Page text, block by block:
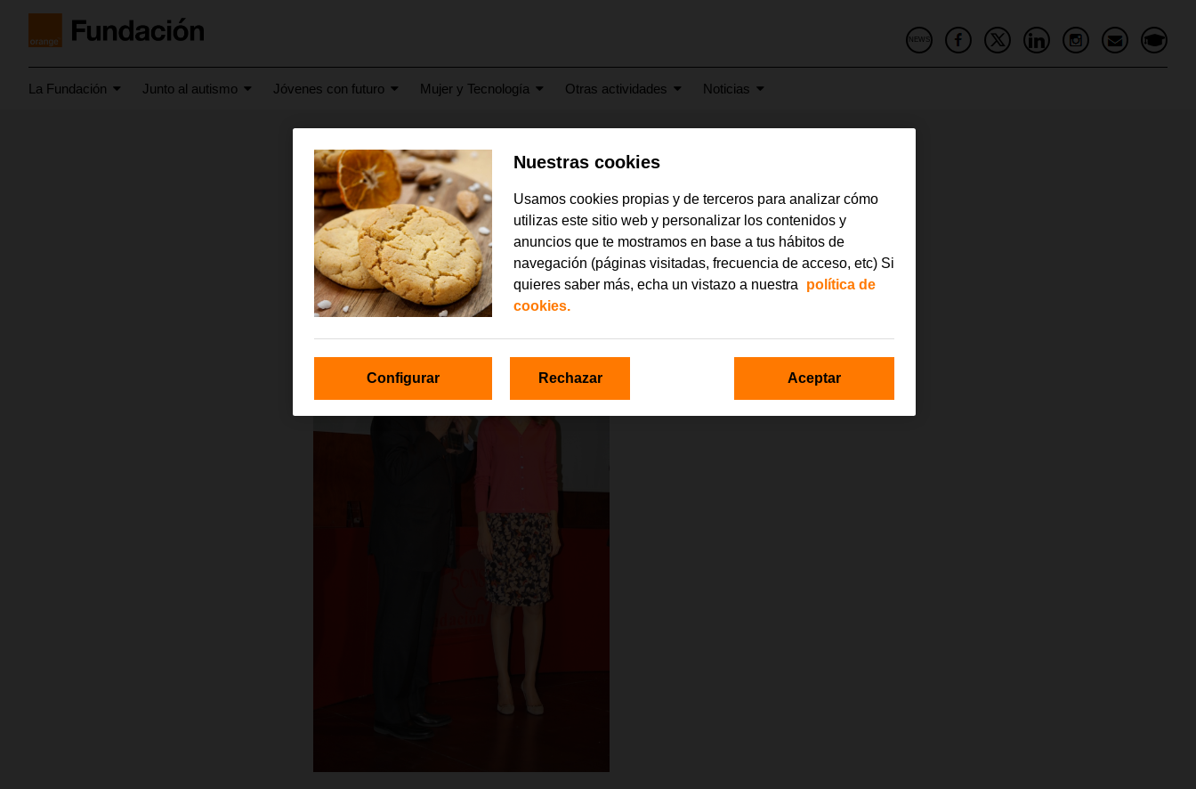
NEWS
La Fundación Junto al autismo Jóvenes con futuro Mujer y Tecnología Otras actividades Noticias
enero 2016
premios_fundacion_CNSE
Nuestras cookies
Usamos cookies propias y de terceros para analizar cómo
utilizas este sitio web y personalizar los contenidos y
anuncios que te mostramos en base a tus hábitos de
navegación (páginas visitadas, frecuencia de acceso, etc) Si
quieres saber más, echa un vistazo a nuestra
política de
cookies.
Configurar Rechazar Aceptar